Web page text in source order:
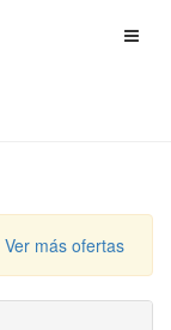
Ver más ofertas